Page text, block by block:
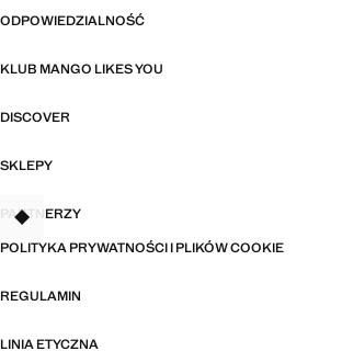
ODPOWIEDZIALNOŚĆ
KLUB MANGO LIKES YOU
DISCOVER
SKLEPY
PARTNERZY
POLITYKA PRYWATNOŚCI I PLIKÓW COOKIE
REGULAMIN
LINIA ETYCZNA